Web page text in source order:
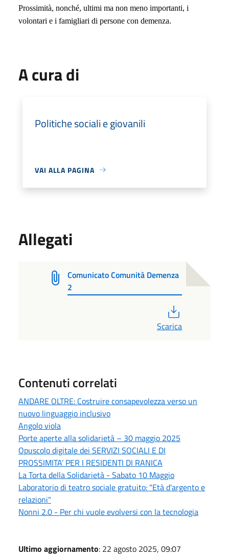
Prossimità, nonché, ultimi ma non meno importanti, i
volontari e i famigliari di persone con demenza.
A cura di
Politiche sociali e giovanili
VAI ALLA PAGINA
Allegati
Comunicato Comunità Demenza
2
Scarica
Contenuti correlati
ANDARE OLTRE: Costruire consapevolezza verso un
nuovo linguaggio inclusivo
Angolo viola
Porte aperte alla solidarietà – 30 maggio 2025
Opuscolo digitale dei SERVIZI SOCIALI E DI
PROSSIMITA’ PER I RESIDENTI DI RANICA
La Torta della Solidarietà - Sabato 10 Maggio
Laboratorio di teatro sociale gratuito: "Età d'argento e
relazioni"
Nonni 2.0 - Per chi vuole evolversi con la tecnologia
Ultimo aggiornamento: 22 agosto 2025, 09:07